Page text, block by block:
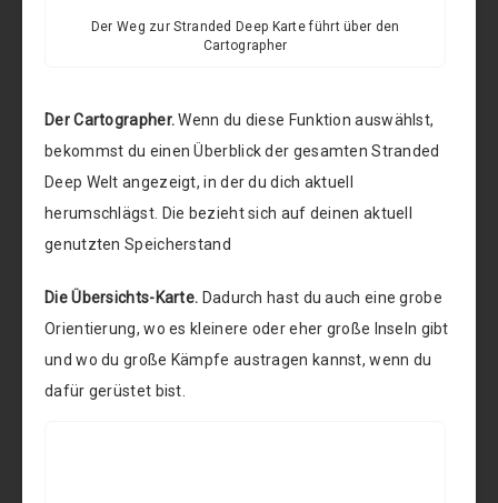
Der Weg zur Stranded Deep Karte führt über den
Cartographer
Der Cartographer.Wenn du diese Funktion auswählst,
bekommst du einen Überblick der gesamten Stranded
Deep Welt angezeigt, in der du dich aktuell
herumschlägst. Die bezieht sich auf deinen aktuell
genutzten Speicherstand
Die Übersichts-Karte. Dadurch hast du auch eine grobe
Orientierung, wo es kleinere oder eher große Inseln gibt
und wo du große Kämpfe austragen kannst, wenn du
dafür gerüstet bist.